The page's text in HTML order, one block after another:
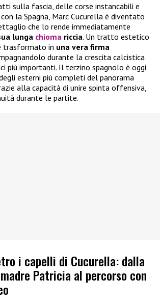
sulla fascia, delle corse instancabili e
la Spagna, Marc Cucurella è diventato
che lo rende immediatamente
lunga chioma riccia. Un tratto estetico
trasformato in una vera firma
durante la crescita calcistica
più importanti. Il terzino spagnolo è oggi
esterni più completi del panorama
alla capacità di unire spinta offensiva,
durante le partite.
i capelli di Cucurella: dalla
Patricia al percorso con